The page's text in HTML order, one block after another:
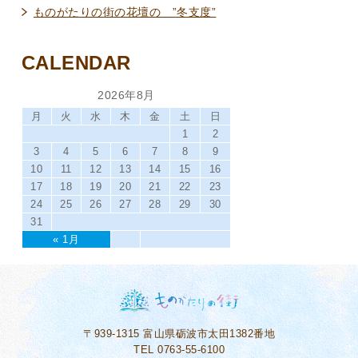
ものがたりの街の花壇の ”冬支度”
CALENDAR
2026年8月
月 火 水 木 金 土 日
« 1月
1
2
3
4 5 6 7 8
9
10
11 12 13 14 15
16
17
18 19 20 21 22
23
24
25 26 27 28 29
30
31
〒939-1315富山県砺波市太田1382番地
TEL 0763-55-6100